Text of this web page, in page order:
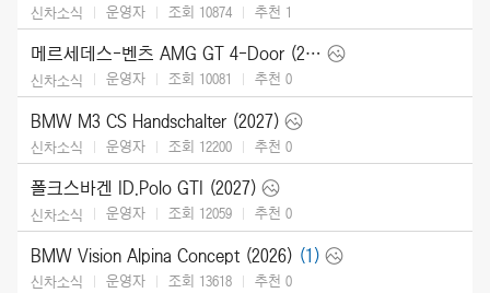
신차소식 운영자 조회 10874 추천 1
메르세데스-벤츠 AMG GT 4-Door (2027)
신차소식 운영자 조회 10081 추천 0
BMW M3 CS Handschalter (2027)
신차소식 운영자 조회 12200 추천 0
폴크스바겐 ID.Polo GTI (2027)
신차소식 운영자 조회 12059 추천 0
BMW Vision Alpina Concept (2026) (1)
신차소식 운영자 조회 13618 추천 0